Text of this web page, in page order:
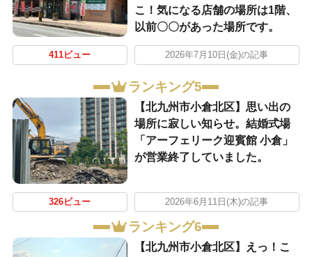
こ！気になる店舗の場所は1階、
以前〇〇があった場所です。
411ビュー 2026年7月10日(金)の記事
ランキング5
【北九州市小倉北区】思い出の
場所に寂しい知らせ。結婚式場
「アーフェリーク迎賓館 小倉」
が営業終了していました。
326ビュー 2026年6月11日(木)の記事
ランキング6
【北九州市小倉北区】えっ！こ